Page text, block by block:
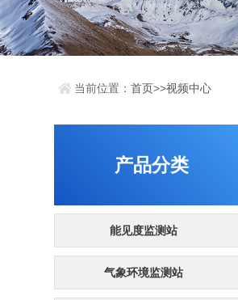
当前位置：首页>>视频中心
产品分类
能见度监测站
气象环境监测站